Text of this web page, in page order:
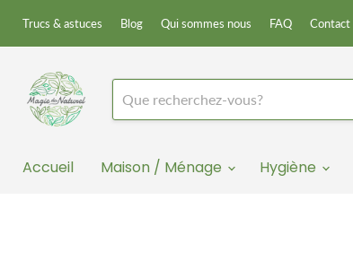
Trucs & astuces Blog Qui sommes nous FAQ Contact
Accueil Maison / Ménage Hygiène